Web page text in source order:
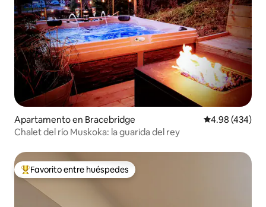
Apartamento en Bracebridge Calificación
4.98 (434)
Chalet del río Muskoka: la guarida del rey
Favorito entre huéspedes preferido
Favorito entre huéspedes